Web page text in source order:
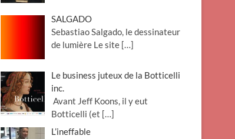
SALGADO
Sebastiao Salgado, le dessinateur
de lumière Le site […]
Le business juteux de la Botticelli
inc.
Avant Jeff Koons, il y eut
Botticelli (et […]
L’ineffable